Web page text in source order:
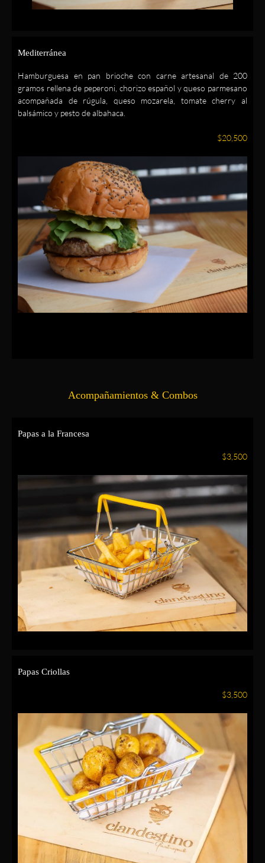
Mediterránea
Hamburguesa en pan brioche con carne artesanal de 200
gramos rellena de peperoni, chorizo español y queso parmesano
acompañada de rúgula, queso mozarela, tomate cherry al
balsámico y pesto de albahaca.
$20,500
Acompañamientos & Combos
Papas a la Francesa
$3,500
Papas Criollas
$3,500